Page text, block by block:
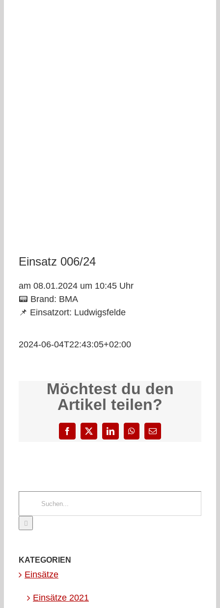
Einsatz 006/24
am 08.01.2024 um 10:45 Uhr
📟 Brand: BMA
📌 Einsatzort: Ludwigsfelde
2024-06-04T22:43:05+02:00
Möchtest du den
Artikel teilen?
Facebook
X LinkedInWhatsApp
E-
Mail
KATEGORIEN
Einsätze
Einsätze 2021